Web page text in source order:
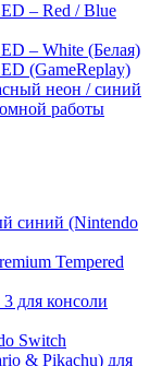
– Red / Blue
– White (Белая)
(GameReplay)
неон / синий
работы
синий (Nintendo
Tempered
для консоли
Switch
& Pikachu) для